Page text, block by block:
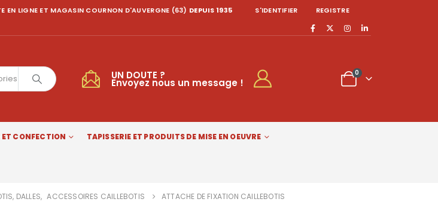
EN LIGNE ET MAGASIN COURNON D'AUVERGNE (63) DEPUIS 1935 S'IDENTIFIER REGISTRE
UN DOUTE ?
Envoyez nous un message !
0
CONFECTION TAPISSERIE ET PRODUITS DE MISE EN OEUVRE
DALLES, ACCESSOIRES CAILLEBOTIS ATTACHE DE FIXATION CAILLEBOTIS